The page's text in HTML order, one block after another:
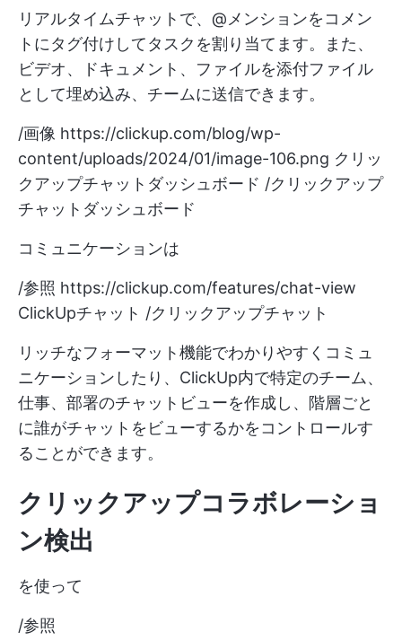
リアルタイムチャットで、@メンションをコメン
トにタグ付けしてタスクを割り当てます。また、
ビデオ、ドキュメント、ファイルを添付ファイル
として埋め込み、チームに送信できます。
/画像 https://clickup.com/blog/wp-
content/uploads/2024/01/image-106.png クリッ
クアップチャットダッシュボード /クリックアップ
チャットダッシュボード
コミュニケーションは
/参照 https://clickup.com/features/chat-view
ClickUpチャット /クリックアップチャット
リッチなフォーマット機能でわかりやすくコミュ
ニケーションしたり、ClickUp内で特定のチーム、
仕事、部署のチャットビューを作成し、階層ごと
に誰がチャットをビューするかをコントロールす
ることができます。
クリックアップコラボレーショ
ン検出
を使って
/参照